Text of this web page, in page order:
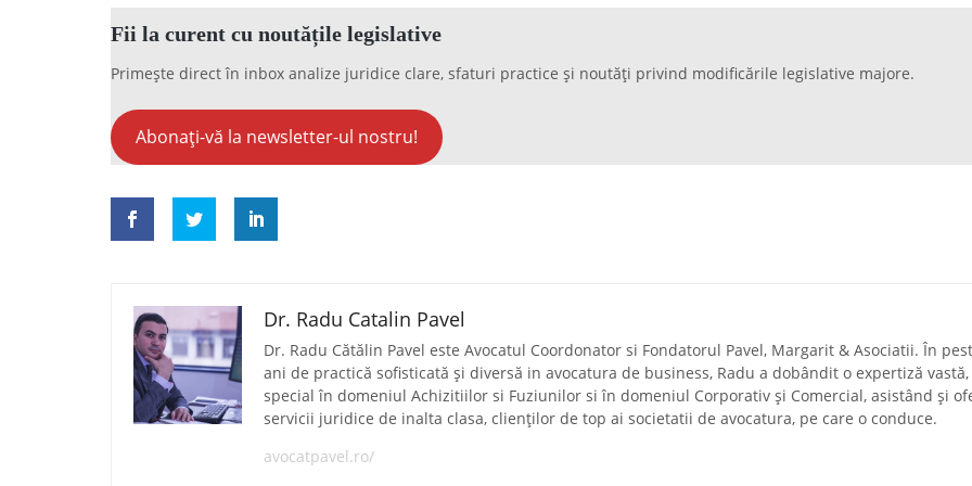
Fii la curent cu noutățile legislative
Primește direct în inbox analize juridice clare, sfaturi practice și noutăți privind modificările legislative majore.
Abonați-vă la newsletter-ul nostru!
Dr. Radu Catalin Pavel
Dr. Radu Cătălin Pavel este Avocatul Coordonator si Fondatorul Pavel, Margarit & Asociatii. În
ani de practică sofisticată și diversă in avocatura de business, Radu a dobândit o expertiză
special în domeniul Achizitiilor si Fuziunilor si în domeniul Corporativ și Comercial, asistând și
servicii juridice de inalta clasa, clienților de top ai societatii de avocatura, pe care o conduce.
avocatpavel.ro/